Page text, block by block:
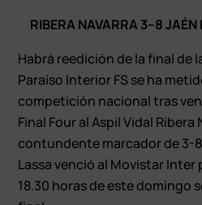
RIBERA NAVARRA 3–8
Habrá reedición de la final de
Paraíso Interior FS se ha
competición nacional tras
Final Four al Aspil Vidal Ribera
contundente marcador de 3-
Lassa venció al Movistar Inter
18.30 horas de este domingo